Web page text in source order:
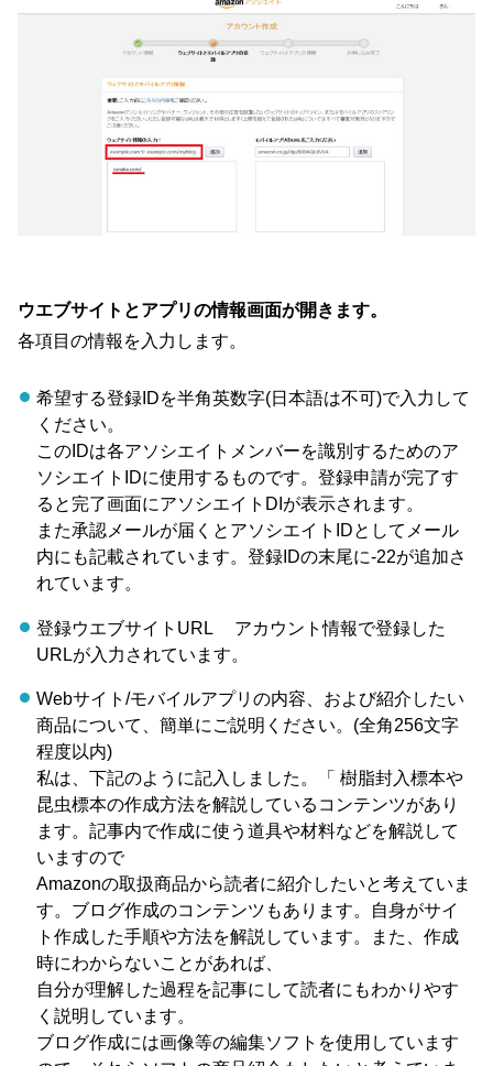
ウエブサイトとアプリの情報画面が開きます。
各項目の情報を入力します。
希望する登録IDを半角英数字(日本語は不可)で入力して
ください。
このIDは各アソシエイトメンバーを識別するためのア
ソシエイトIDに使用するものです。登録申請が完了す
ると完了画面にアソシエイトDIが表示されます。
また承認メールが届くとアソシエイトIDとしてメール
内にも記載されています。登録IDの末尾に-22が追加さ
れています。
登録ウエブサイトURL アカウント情報で登録した
URLが入力されています。
Webサイト/モバイルアプリの内容、および紹介したい
商品について、簡単にご説明ください。(全角256文字
程度以内)
私は、下記のように記入しました。「 樹脂封入標本や
昆虫標本の作成方法を解説しているコンテンツがあり
ます。記事内で作成に使う道具や材料などを解説して
いますので
Amazonの取扱商品から読者に紹介したいと考えていま
す。ブログ作成のコンテンツもあります。自身がサイ
ト作成した手順や方法を解説しています。また、作成
時にわからないことがあれば、
自分が理解した過程を記事にして読者にもわかりやす
く説明しています。
ブログ作成には画像等の編集ソフトを使用しています